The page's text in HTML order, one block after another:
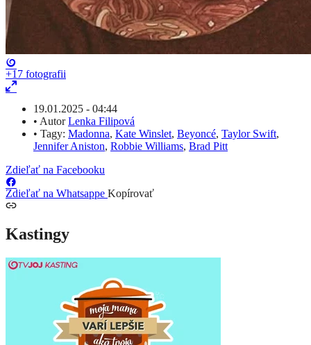
+17 fotografii
19.01.2025 - 04:44
• AutorLenka Filipová
• Tagy: Madonna, Kate Winslet, Beyoncé, Taylor Swift,
Jennifer Aniston, Robbie Williams, Brad Pitt
Zdieľať na Facebooku
Zdieľať na Whatsappe Kopírovať
Kastingy